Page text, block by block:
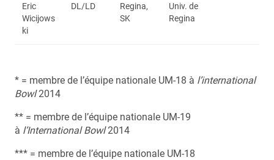
Eric
Wicijows
ki
DL/LD
Regina,
SK
Univ. de
Regina
* = membre de l’équipe nationale UM-18 à l’international
Bowl2014
** = membre de l’équipe nationale UM-19
à l’International Bowl2014
*** = membre de l’équipe nationale UM-18